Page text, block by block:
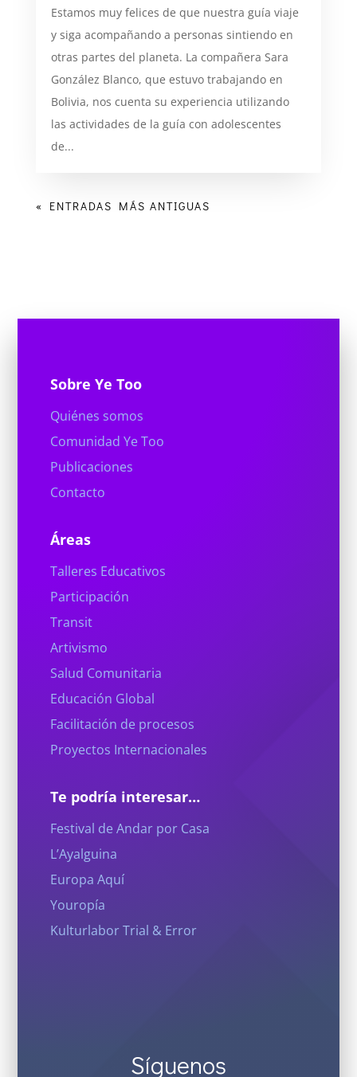
Estamos muy felices de que nuestra guía viaje
y siga acompañando a personas sintiendo en
otras partes del planeta. La compañera Sara
González Blanco, que estuvo trabajando en
Bolivia, nos cuenta su experiencia utilizando
las actividades de la guía con adolescentes
de...
« ENTRADAS MÁS ANTIGUAS
Sobre Ye Too
Quiénes somos
Comunidad Ye Too
Publicaciones
Contacto
Áreas
Talleres Educativos
Participación
Transit
Artivismo
Salud Comunitaria
Educación Global
Facilitación de procesos
Proyectos Internacionales
Te podría interesar…
Festival de Andar por Casa
L’Ayalguina
Europa Aquí
Youropía
Kulturlabor Trial & Error
Síguenos